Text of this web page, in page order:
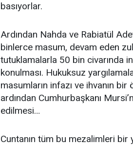
basıyorlar.
Ardından Nahda ve Rabiatül
binlerce masum, devam eden
tutuklamalarla 50 bin civarında
konulması. Hukuksuz
masumların infazı ve ihvanın
ardından Cumhurbaşkanı
edilmesi…
Cuntanın tüm bu mezalimleri bir